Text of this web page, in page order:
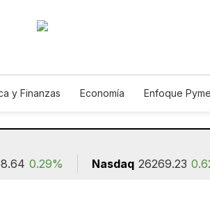
y Finanzas Economía Enfoque
0.29% Nasdaq 26269.23